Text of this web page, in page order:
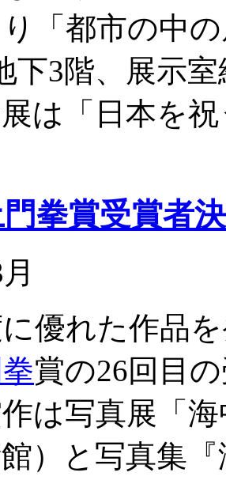
「都市の中
下3階、展示
は「日本を
拳賞受賞者
に優れた作品
賞の26回目
は写真展「
）と写真集